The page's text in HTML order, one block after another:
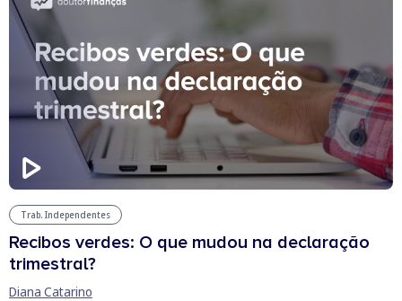
Trab. Independentes
Recibos verdes: O que mudou na declaração
trimestral?
Diana Catarino